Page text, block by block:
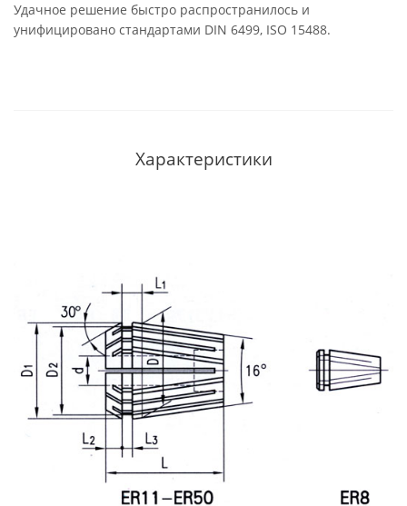
Удачное решение быстро распространилось и
унифицировано стандартами DIN 6499, ISO 15488.
Характеристики